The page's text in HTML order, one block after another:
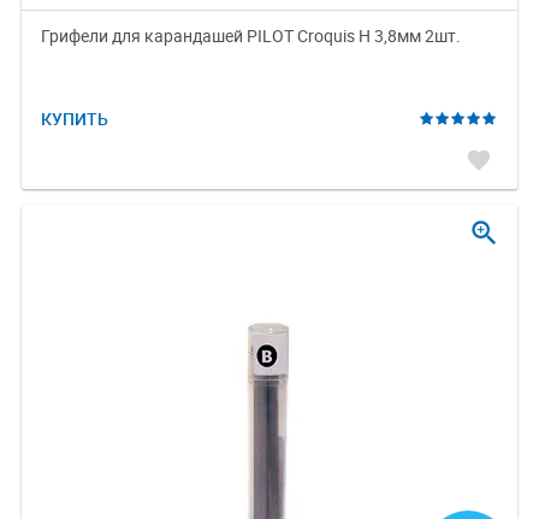
Грифели для карандашей PILOT Croquis H 3,8мм 2шт.
КУПИТЬ
favorite
zoom_in